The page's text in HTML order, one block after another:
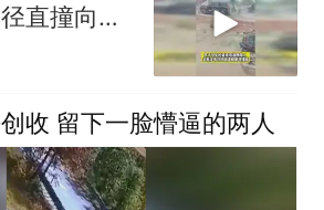
直撞向逃
收 留下一脸懵逼的两人